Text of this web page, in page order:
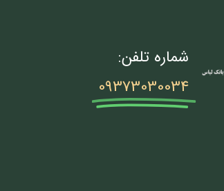
شماره تلفن:
09373030034